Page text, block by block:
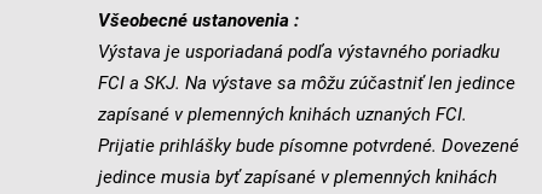
Všeobecné ustanovenia :
Výstava je usporiadaná podľa výstavného poriadku
FCI a SKJ. Na výstave sa môžu zúčastniť len jedince
zapísané v plemenných knihách uznaných FCI.
Prijatie prihlášky bude písomne potvrdené. Dovezené
jedince musia byť zapísané v plemenných knihách